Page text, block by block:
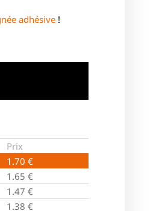
adhésive !
Prix
1.70 €
1.65 €
1.47 €
1.38 €